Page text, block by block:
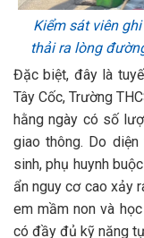
Kiểm sát viên
thải ra lòng
Đặc biệt, đây là
Tây Cốc, Trường
hằng ngày có số
giao thông. Do
sinh, phụ huynh
ẩn nguy cơ cao xảy
em mầm non và
có đầy đủ kỹ năng